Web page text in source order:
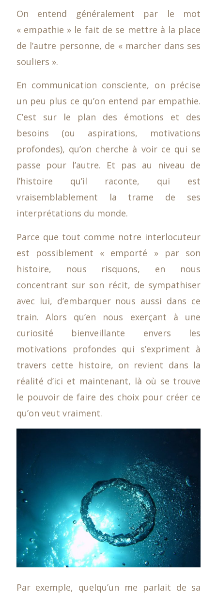
On entend généralement par le mot
« empathie » le fait de se mettre à la place
de l’autre personne, de « marcher dans ses
souliers ».
En communication consciente, on précise
un peu plus ce qu’on entend par empathie.
C’est sur le plan des émotions et des
besoins (ou aspirations, motivations
profondes), qu’on cherche à voir ce qui se
passe pour l’autre. Et pas au niveau de
l’histoire qu’il raconte, qui est
vraisemblablement la trame de ses
interprétations du monde.
Parce que tout comme notre interlocuteur
est possiblement « emporté » par son
histoire, nous risquons, en nous
concentrant sur son récit, de sympathiser
avec lui, d’embarquer nous aussi dans ce
train. Alors qu’en nous exerçant à une
curiosité bienveillante envers les
motivations profondes qui s’expriment à
travers cette histoire, on revient dans la
réalité d’ici et maintenant, là où se trouve
le pouvoir de faire des choix pour créer ce
qu’on veut vraiment.
Par exemple, quelqu’un me parlait de sa